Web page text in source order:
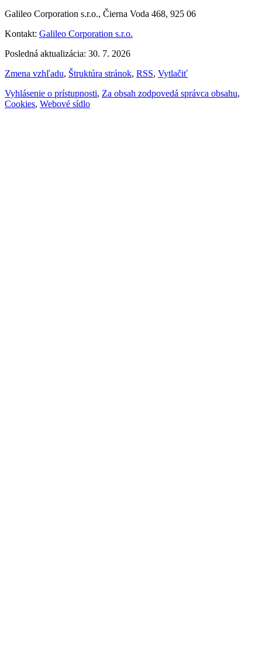
Galileo Corporation s.r.o., Čierna Voda 468, 925 06
Kontakt: Galileo Corporation s.r.o.
Posledná aktualizácia: 30. 7. 2026
Zmena vzhľadu, Štruktúra stránok, RSS, Vytlačiť
Vyhlásenie o prístupnosti, Za obsah zodpovedá správca obsahu,
Cookies, Webové sídlo